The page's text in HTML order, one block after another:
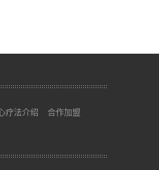
疗法介绍 合作加盟